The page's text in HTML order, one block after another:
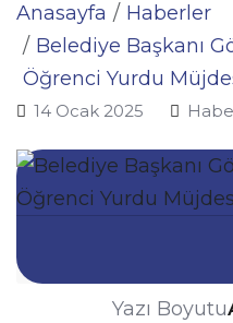
Anasayfa
Haberler
Belediye Başkanı
Öğrenci Yurdu
14 Ocak 2025
Yazı Boyutu